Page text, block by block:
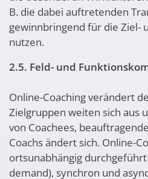
B. die dabei auftretenden
gewinnbringend für die Ziel-
nutzen.
2.5. Feld- und
Online-Coaching verändert
Zielgruppen weiten sich aus
von Coachees,
Coachs ändert sich. Online-
ortsunabhängig
demand), synchron und